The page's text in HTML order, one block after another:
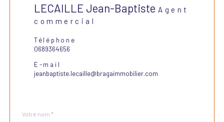
LECAILLE Jean-Baptiste Agent
commercial
Téléphone
0689364656
E-mail
jeanbaptiste.lecaille@bragaimmobilier.com
par
*